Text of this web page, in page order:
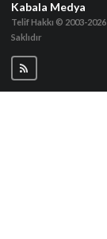
Kabala Medya
Telif Hakkı © 2003-2026
Saklıdır